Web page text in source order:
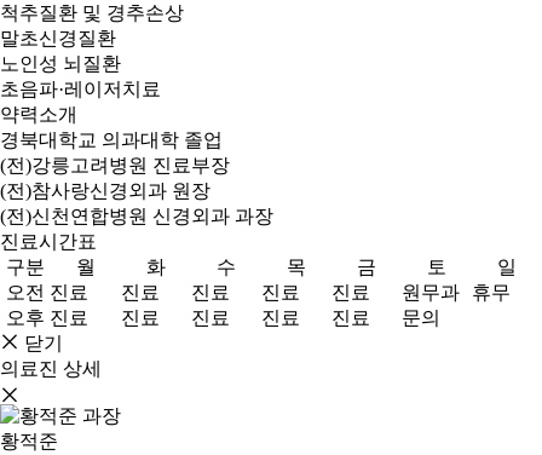
척추질환 및 경추손상
말초신경질환
노인성 뇌질환
초음파·레이저치료
약력소개
경북대학교 의과대학 졸업
(전)강릉고려병원 진료부장
(전)참사랑신경외과 원장
(전)신천연합병원 신경외과 과장
진료시간표
구분
월 화 수 목 금 토
일
오전 진료 진료 진료 진료 진료
원무과
문의
휴무
오후 진료 진료 진료 진료
진료
닫기
의료진 상세
황적준